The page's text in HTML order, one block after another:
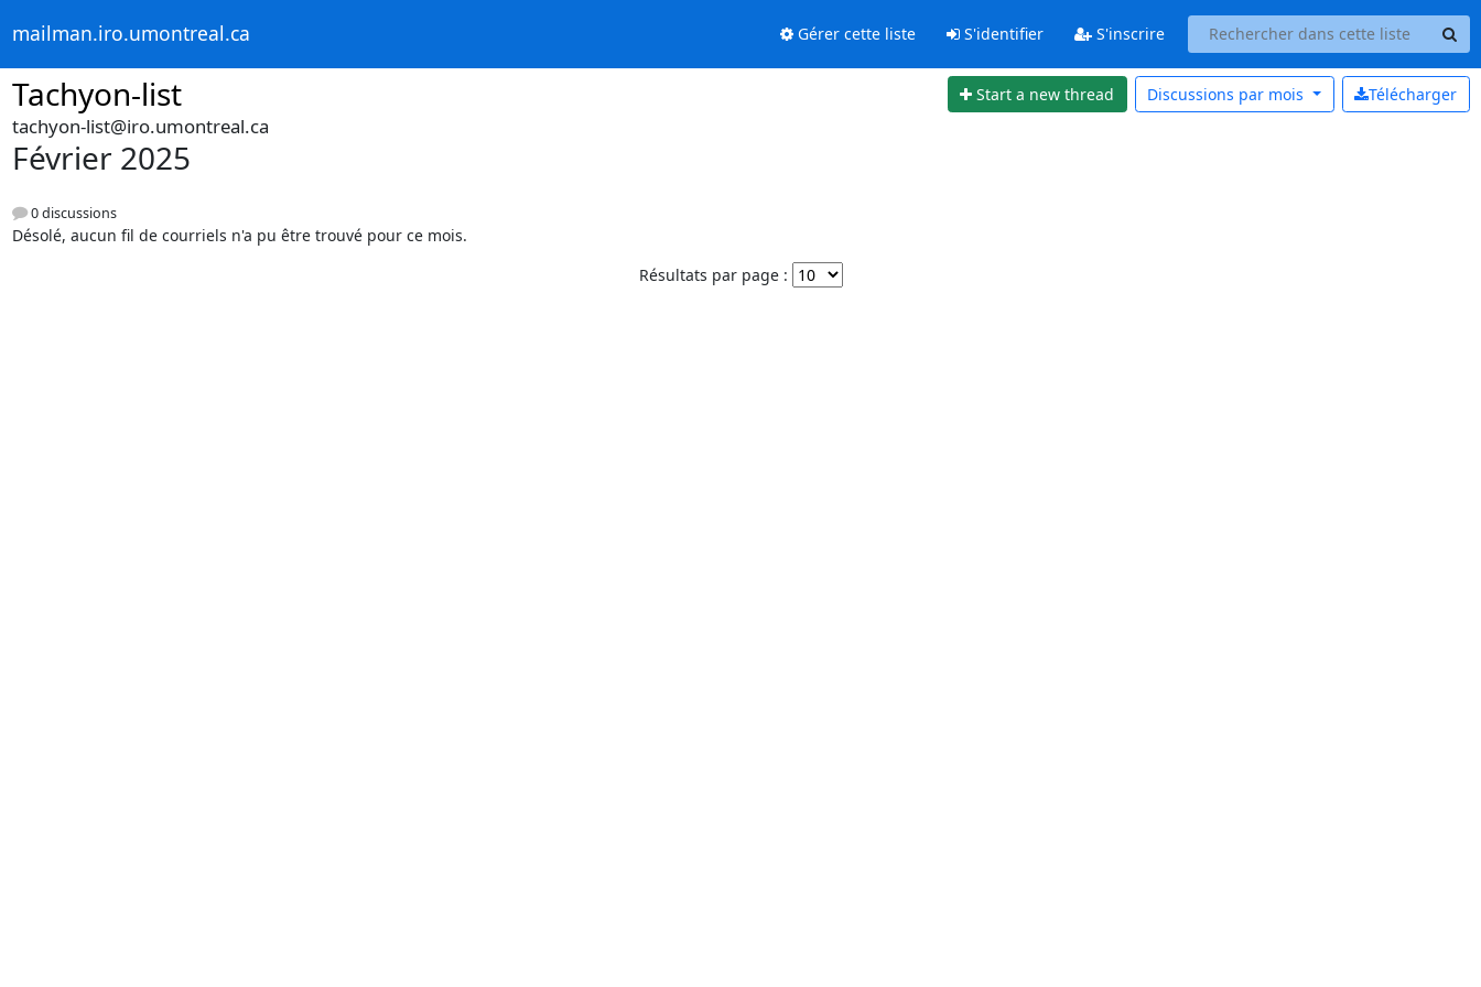
mailman.iro.umontreal.ca Gérer cette liste S'identifier S'inscrire
Tachyon-list Start a new thread Télécharger
Discussions par mois
tachyon-list@iro.umontreal.ca
Février 2025
0 discussions
Désolé, aucun fil de courriels n'a pu être trouvé pour ce mois.
Résultats par page :